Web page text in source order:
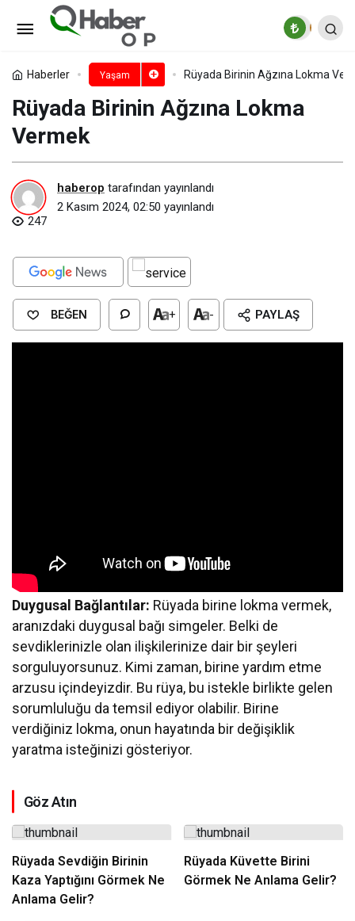
Haberler Yaşam Rüyada Birinin Ağzına Lokma
Rüyada Birinin Ağzına Lokma
Vermek​
haberop tarafından yayınlandı
2 Kasım 2024, 02:50 yayınlandı
247
BEĞEN + - PAYLAŞ
Duygusal Bağlantılar: Rüyada birine lokma vermek,
aranızdaki duygusal bağı simgeler. Belki de
sevdiklerinizle olan ilişkilerinize dair bir şeyleri
sorguluyorsunuz. Kimi zaman, birine yardım etme
arzusu içindeyizdir. Bu rüya, bu istekle birlikte gelen
sorumluluğu da temsil ediyor olabilir. Birine
verdiğiniz lokma, onun hayatında bir değişiklik
yaratma isteğinizi gösteriyor.
Göz Atın
Rüyada Sevdiğin Birinin
Kaza Yaptığını Görmek Ne
Anlama Gelir?
Rüyada Küvette Birini
Görmek Ne Anlama Gelir?
Rüyada Birinin Ayaklarının
Kesildiğini Görmek​
Yorum Yap